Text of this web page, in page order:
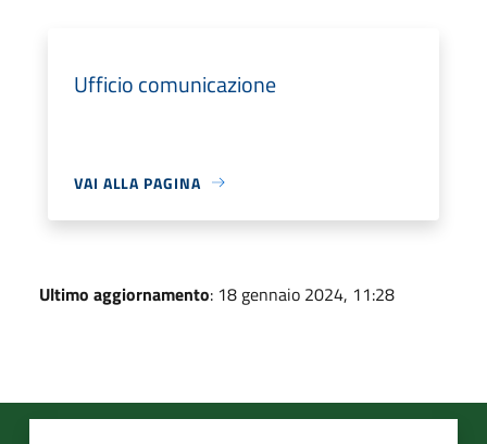
Ufficio comunicazione
VAI ALLA PAGINA
Ultimo aggiornamento: 18 gennaio 2024, 11:28